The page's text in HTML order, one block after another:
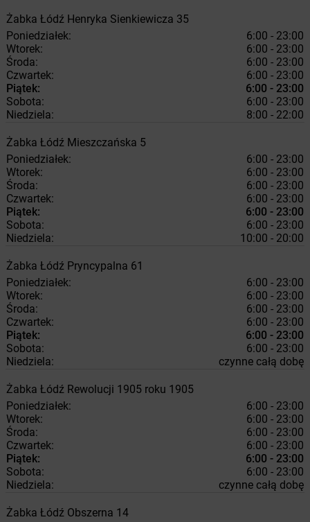
Żabka Łódź Henryka Sienkiewicza 35
Poniedziałek:
6:00 - 23:00
Wtorek:
6:00 - 23:00
Środa:
6:00 - 23:00
Czwartek:
6:00 - 23:00
Piątek:
6:00 - 23:00
Sobota:
6:00 - 23:00
Niedziela:
8:00 - 22:00
Żabka Łódź Mieszczańska 5
Poniedziałek:
6:00 - 23:00
Wtorek:
6:00 - 23:00
Środa:
6:00 - 23:00
Czwartek:
6:00 - 23:00
Piątek:
6:00 - 23:00
Sobota:
6:00 - 23:00
Niedziela:
10:00 - 20:00
Żabka Łódź Pryncypalna 61
Poniedziałek:
6:00 - 23:00
Wtorek:
6:00 - 23:00
Środa:
6:00 - 23:00
Czwartek:
6:00 - 23:00
Piątek:
6:00 - 23:00
Sobota:
6:00 - 23:00
Niedziela:
czynne całą dobę
Żabka Łódź Rewolucji 1905 roku 1905
Poniedziałek:
6:00 - 23:00
Wtorek:
6:00 - 23:00
Środa:
6:00 - 23:00
Czwartek:
6:00 - 23:00
Piątek:
6:00 - 23:00
Sobota:
6:00 - 23:00
Niedziela:
czynne całą dobę
Żabka Łódź Obszerna 14